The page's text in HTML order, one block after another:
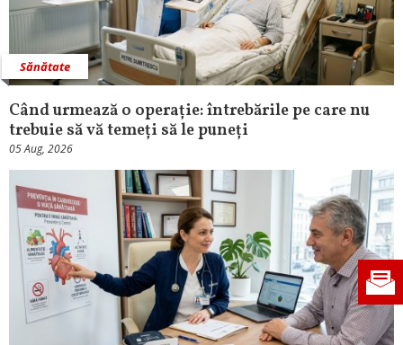
Sănătate
Când urmează o operație: întrebările pe care nu
trebuie să vă temeți să le puneți
05 Aug, 2026